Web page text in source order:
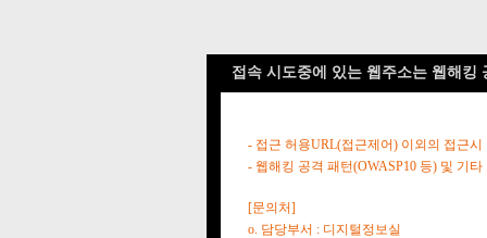
접속 시도중에 있는 웹주소는 웹해킹
- 접근 허용URL(접근제어) 이외의 접근시
- 웹해킹 공격 패턴(OWASP10 등) 및 기
[문의처]
o. 담당부서 : 디지털정보실